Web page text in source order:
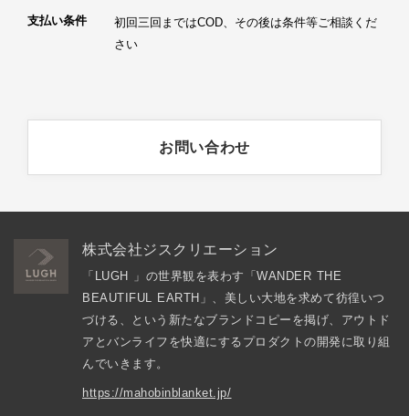
支払い条件
初回三回まではCOD、その後は条件等ご相談くだ
さい
お問い合わせ
株式会社ジスクリエーション
「LUGH 」の世界観を表わす「WANDER THE
BEAUTIFUL EARTH」、美しい大地を求めて彷徨いつ
づける、という新たなブランドコピーを掲げ、アウトド
アとバンライフを快適にするプロダクトの開発に取り組
んでいきます。
https://mahobinblanket.jp/